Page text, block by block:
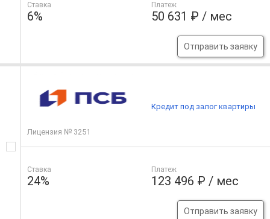
Ставка
6%
Платеж
50 631 ₽ / мес
Отправить заявку
Лицензия № 3251
Ставка
24%
Платеж
123 496 ₽ / мес
Отправить заявку
Кредит под залог квартиры